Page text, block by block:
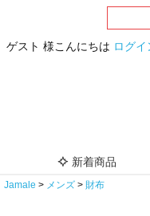
ゲスト 様こんにちは ログイ
新着商品
Jamale メンズ 財布